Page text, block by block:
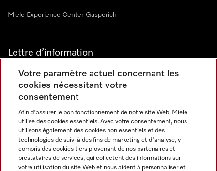
Miele Experience Center Gasperich
Lettre d’information
Langue
FRANCAIS
Votre paramètre actuel concernant les
cookies nécessitant votre
consentement
Afin d'assurer le bon fonctionnement de notre site Web, Miele
utilise des cookies essentiels. Avec votre consentement, nous
utilisons également des cookies non essentiels et des
technologies de suivi à des fins de marketing et d'analyse, y
compris des cookies tiers provenant de nos partenaires et
prestataires de services, qui collectent des informations sur
votre utilisation du site Web et nous aident à personnaliser et